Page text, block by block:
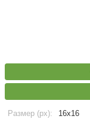
Размер (px): 16x16